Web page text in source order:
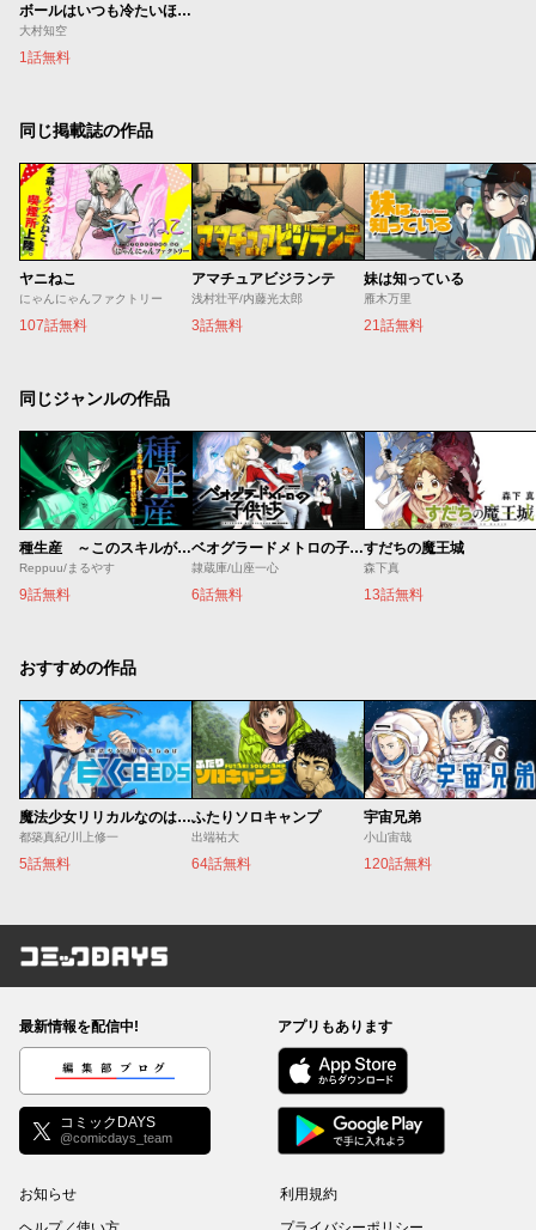
ボールはいつも冷たいほうに流れる
大村知空
1話無料
同じ掲載誌の作品
ヤニねこ
にゃんにゃんファクトリー
107話無料
アマチュアビジランテ
浅村壮平/内藤光太郎
3話無料
妹は知っている
雁木万里
21話無料
同じジャンルの作品
種生産 ～このスキルがチートだとまだ誰も気付いていない～
Reppuu/まるやす
9話無料
ベオグラードメトロの子供たち
隷蔵庫/山座一心
6話無料
すだちの魔王城
森下真
13話無料
おすすめの作品
魔法少女リリカルなのは EXCEEDS
都築真紀/川上修一
5話無料
ふたりソロキャンプ
出端祐大
64話無料
宇宙兄弟
小山宙哉
120話無料
コミックDAYS
最新情報を配信中!
編集部ブログ
コミックDAYS
@comicdays_team
アプリもあります
お知らせ
利用規約